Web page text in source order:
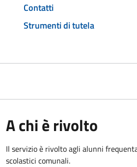
Contatti
Strumenti di tutela
A chi è rivolto
Il servizio è rivolto agli alunni
scolastici comunali.